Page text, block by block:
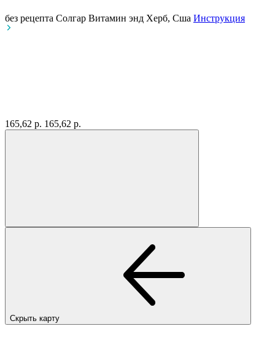
без рецепта Солгар Витамин энд Херб, Сша Инструкция
165,62 р. 165,62 р.
Скрыть карту